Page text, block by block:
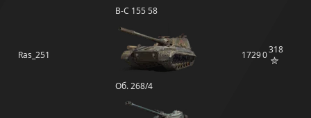
B-C 155 58
Ras_251
Об. 268/4
17290318